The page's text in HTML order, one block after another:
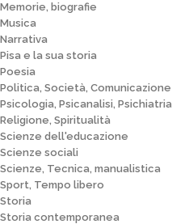
Memorie, biografie
Musica
Narrativa
Pisa e la sua storia
Poesia
Politica, Società, Comunicazione
Psicologia, Psicanalisi, Psichiatria
Religione, Spiritualità
Scienze dell'educazione
Scienze sociali
Scienze, Tecnica, manualistica
Sport, Tempo libero
Storia
Storia contemporanea